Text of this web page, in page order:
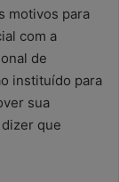
motivos para
com a
de
instituído para
sua
que